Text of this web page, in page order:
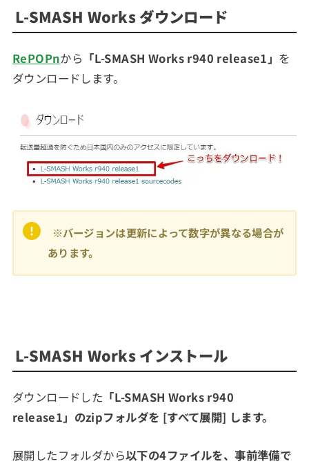
L-SMASH Works ダウンロード
RePOPnから 「L-SMASH Works r940 release1」 を
ダウンロードします。
※バージョンは更新によって数字が異なる場合が
あります。
L-SMASH Works インストール
ダウンロードした 「L-SMASH Works r940
release1」 のzipフォルダを [すべて展開] します。
展開したフォルダから以下の4ファイルを、事前準備で